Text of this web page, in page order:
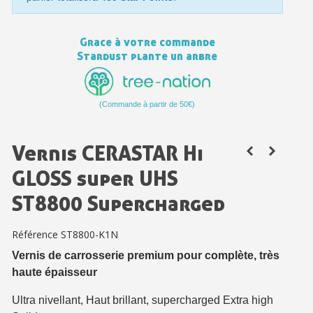
Votre devis en ligne en moins d'1 minute
Partagez vos créations et obtenez des bons d'achat
Gagnez des points de fidélité à chaque commande
Livraison sous 24 h en France Métropolitaine
Grace à votre commande
Stardust plante un arbre
(Commande à partir de 50€)
Vernis CERASTAR Hi
GLOSS super UHS
ST8800 Supercharged
Référence ST8800-K1N
Vernis de carrosserie premium pour complète, très
haute épaisseur
Ultra nivellant, Haut brillant, supercharged Extra high